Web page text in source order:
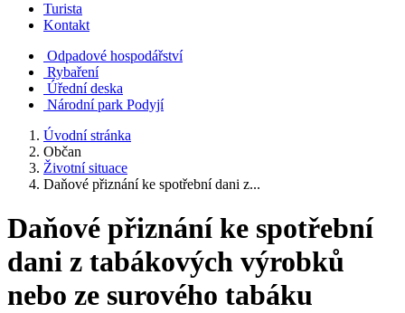
Turista
Kontakt
Odpadové hospodářství
Rybaření
Úřední deska
Národní park Podyjí
Úvodní stránka
Občan
Životní situace
Daňové přiznání ke spotřební dani z...
Daňové přiznání ke spotřební
dani z tabákových výrobků
nebo ze surového tabáku